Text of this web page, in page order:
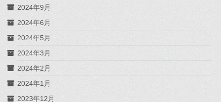
2024年9月
2024年6月
2024年5月
2024年3月
2024年2月
2024年1月
2023年12月